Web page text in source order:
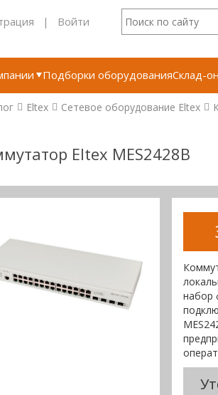
| Войти
Подборки оборудованияСклад-
Eltex Сетевое оборудование Eltex
Eltex MES2428B
набор